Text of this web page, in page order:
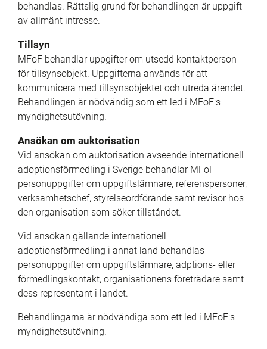
behandlas. Rättslig grund för behandlingen är uppgift
av allmänt intresse.
Tillsyn
MFoF behandlar uppgifter om utsedd kontaktperson
för tillsynsobjekt. Uppgifterna används för att
kommunicera med tillsynsobjektet och utreda ärendet.
Behandlingen är nödvändig som ett led i MFoF:s
myndighetsutövning.
Ansökan om auktorisation
Vid ansökan om auktorisation avseende internationell
adoptionsförmedling i Sverige behandlar MFoF
personuppgifter om uppgiftslämnare, referenspersoner,
verksamhetschef, styrelseordförande samt revisor hos
den organisation som söker tillståndet.
Vid ansökan gällande internationell
adoptionsförmedling i annat land behandlas
personuppgifter om uppgiftslämnare, adptions- eller
förmedlingskontakt, organisationens företrädare samt
dess representant i landet.
Behandlingarna är nödvändiga som ett led i MFoF:s
myndighetsutövning.